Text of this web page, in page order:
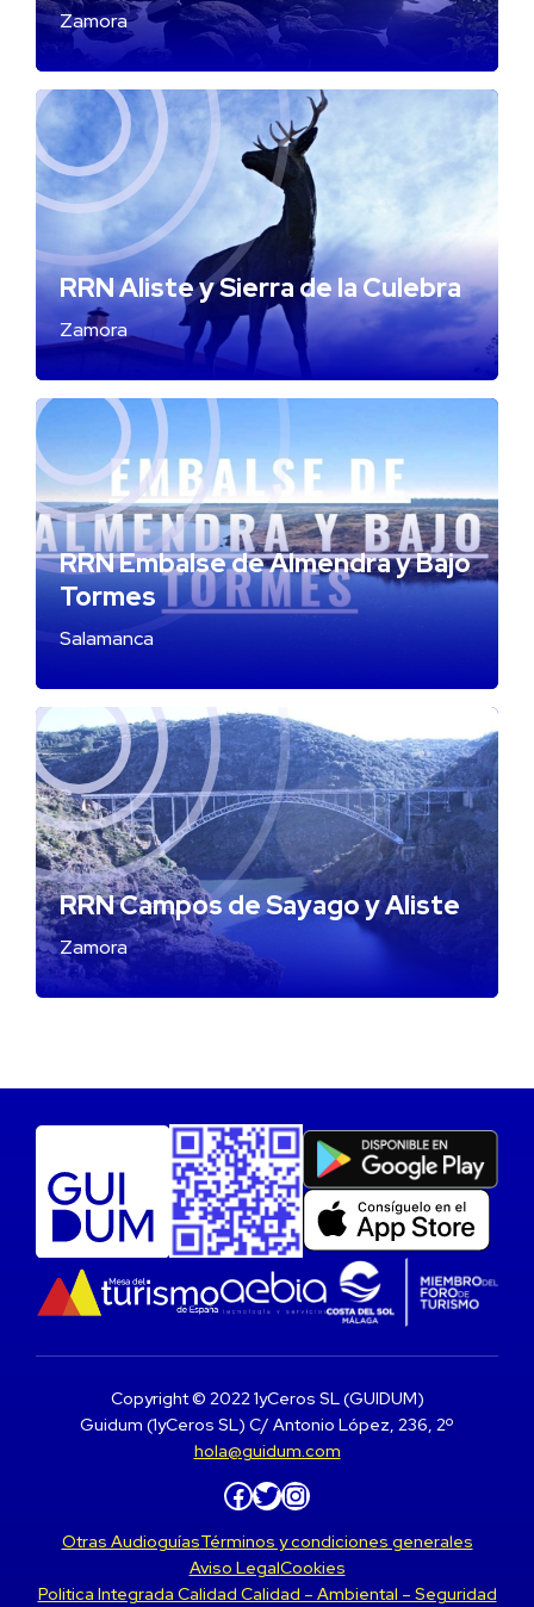
Zamora
RRN Aliste y Sierra de la Culebra
Zamora
RRN Embalse de Almendra y Bajo
Tormes
Salamanca
RRN Campos de Sayago y Aliste
Zamora
Copyright © 2022 1yCeros SL (GUIDUM)
Guidum (1yCeros SL) C/ Antonio López, 236, 2º
hola@guidum.com
Facebook Twitter Instagram
Otras AudioguíasTérminos y condiciones generales
Aviso LegalCookies
Politica Integrada Calidad Calidad – Ambiental – Seguridad